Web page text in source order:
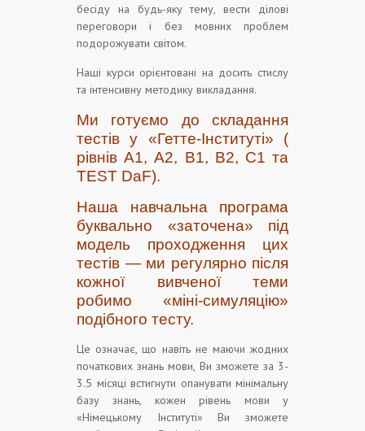
бесіду на будь-яку тему, вести ділові
переговори і без мовних проблем
подорожувати світом.
Наші курси орієнтовані на досить стислу
та інтенсивну методику викладання.
Ми готуємо до складання
тестів у «Гетте-Інституті» (
рівнів А1, А2, В1, В2, С1 та
TEST DaF).
Наша навчальна програма
буквально «заточена» під
модель проходження цих
тестів — ми регулярно після
кожної вивченої теми
робимо «міні-симуляцію»
подібного тесту.
Це означає, що навіть не маючи жодних
початкових знань мови, Ви зможете за 3-
3.5 місяці встигнути опанувати мінімальну
базу знань, кожен рівень мови у
«Німецькому Інституті» Ви зможете